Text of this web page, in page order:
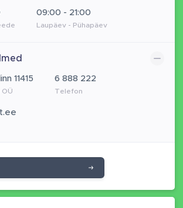
09:00 - 21:00
Laupäev - Pühapäev
11415 6 888 222
Telefon